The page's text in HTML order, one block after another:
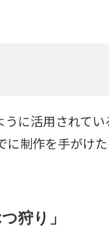
に活用されて
制作を手がけ
狩り」